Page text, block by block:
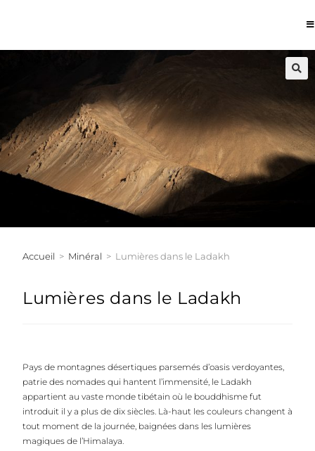
Accueil > Minéral > Lumières dans le Ladakh
Lumières dans le Ladakh
Pays de montagnes désertiques parsemés d’oasis verdoyantes,
patrie des nomades qui hantent l’im­mensité, le Ladakh
appartient au vaste monde tibétain où le bouddhisme fut
introduit il y a plus de dix siècles. Là-haut les couleurs changent à
tout moment de la journée, baignées dans les lumières
magiques de l’Himalaya.